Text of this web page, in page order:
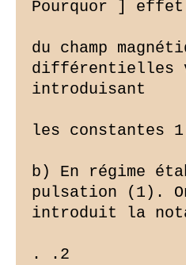
Pourquor ] effet
du champ
différentielles
introduisant
les constantes
b) En régime
pulsation (1).
introduit la
. .2